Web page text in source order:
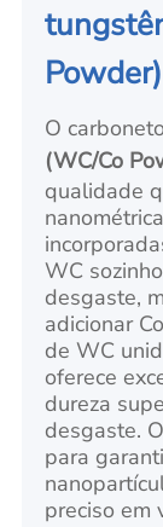
Powder)
O carboneto
(WC/Co
qualidade
WC
desgaste,
adicionar
de WC
oferece
dureza
desgaste.
para
preciso em